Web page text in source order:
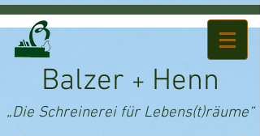
Balzer + Henn
„Die Schreinerei für Lebens(t)räume“